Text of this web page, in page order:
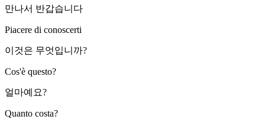
만나서 반갑습니다
Piacere di conoscerti
이것은 무엇입니까?
Cos'è questo?
얼마예요?
Quanto costa?